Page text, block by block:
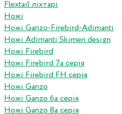
Flextail ліхтарі
Ножі
Ножі Ganzo-Firebird-Adimanti
Ножі Adimanti Skimen design
Ножі Firebird
Ножі Firebird 7а серія
Ножі Firebird FH серія
Ножі Ganzo
Ножі Ganzo 6а серія
Ножі Ganzo 8а серія